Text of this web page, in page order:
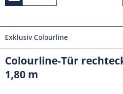
Exklusiv Colourline
Colourline-Tür
1,80 m